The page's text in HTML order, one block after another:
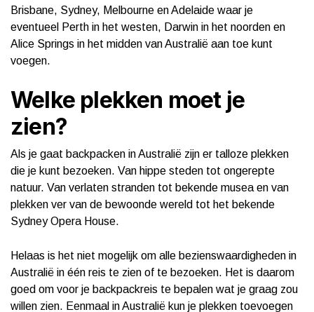
Brisbane, Sydney, Melbourne en Adelaide waar je
eventueel Perth in het westen, Darwin in het noorden en
Alice Springs in het midden van Australië aan toe kunt
voegen.
Welke plekken moet je
zien?
Als je gaat backpacken in Australië zijn er talloze plekken
die je kunt bezoeken. Van hippe steden tot ongerepte
natuur. Van verlaten stranden tot bekende musea en van
plekken ver van de bewoonde wereld tot het bekende
Sydney Opera House.
Helaas is het niet mogelijk om alle bezienswaardigheden in
Australië in één reis te zien of te bezoeken. Het is daarom
goed om voor je backpackreis te bepalen wat je graag zou
willen zien. Eenmaal in Australië kun je plekken toevoegen